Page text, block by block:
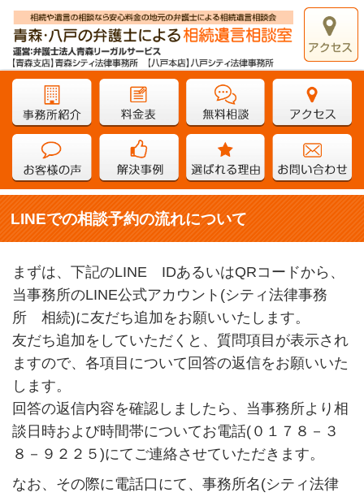
LINEでの相談予約の流れについて
まずは、下記のLINE IDあるいはQRコードから、
当事務所のLINE公式アカウント(シティ法律事務
所 相続)に友だち追加をお願いいたします。
友だち追加をしていただくと、質問項目が表示され
ますので、各項目について回答の返信をお願いいた
します。
回答の返信内容を確認しましたら、当事務所より相
談日時および時間帯についてお電話(０１７８－３
８－９２２５)にてご連絡させていただきます。
なお、その際に電話口にて、事務所名(シティ法律